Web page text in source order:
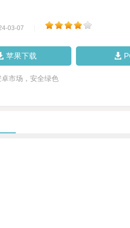
03-07
苹果下载
卓市场，安全绿色